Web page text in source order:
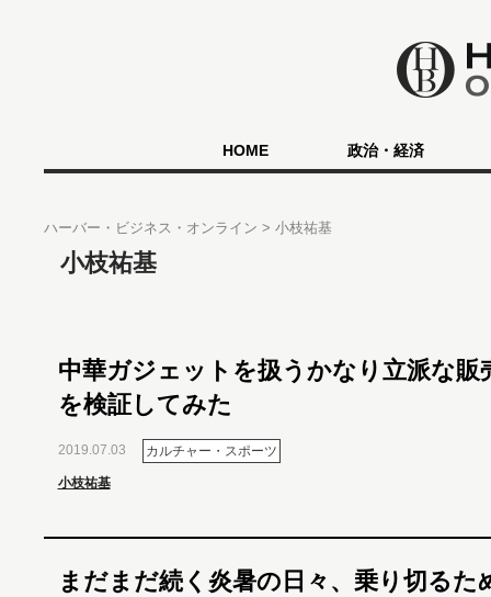
HOME 政治・経済
ハーバー・ビジネス・オンライン 小枝祐基
小枝祐基
中華ガジェットを扱うかなり立派な販
を検証してみた
2019.07.03 カルチャー・スポーツ
小枝祐基
まだまだ続く炎暑の日々、乗り切るた